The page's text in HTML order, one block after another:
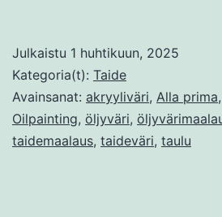
Julkaistu 1 huhtikuun, 2025
Kategoria(t): Taide
Avainsanat: akryyliväri, Alla prima,
Oilpainting, öljyväri,
taidemaalaus, taideväri, taulu